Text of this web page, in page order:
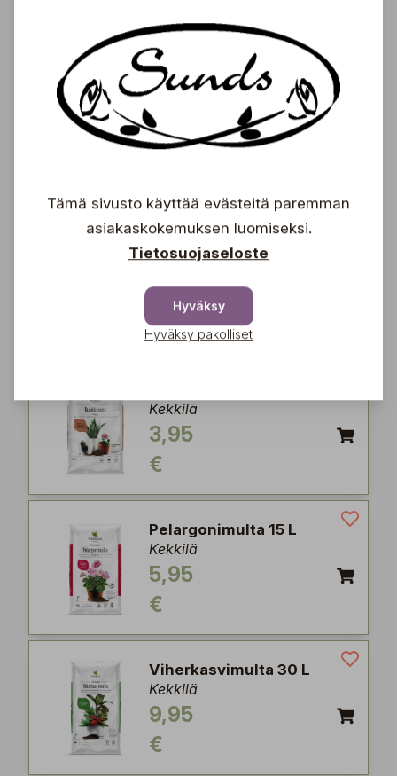
€
Ruukkusora 25 L
Kekkilä
14,95
Syyslannoite Plus + 5 L
14,90 €
15,95 €
Kekkilä
3,95
€
Pelargonimulta 15 L
Kekkilä
5,95
€
Viherkasvimulta 30 L
Kekkilä
9,95
€
Tämä sivusto käyttää evästeitä paremman
asiakaskokemuksen luomiseksi.
Tietosuojaseloste
Hyväksy
Hyväksy pakolliset